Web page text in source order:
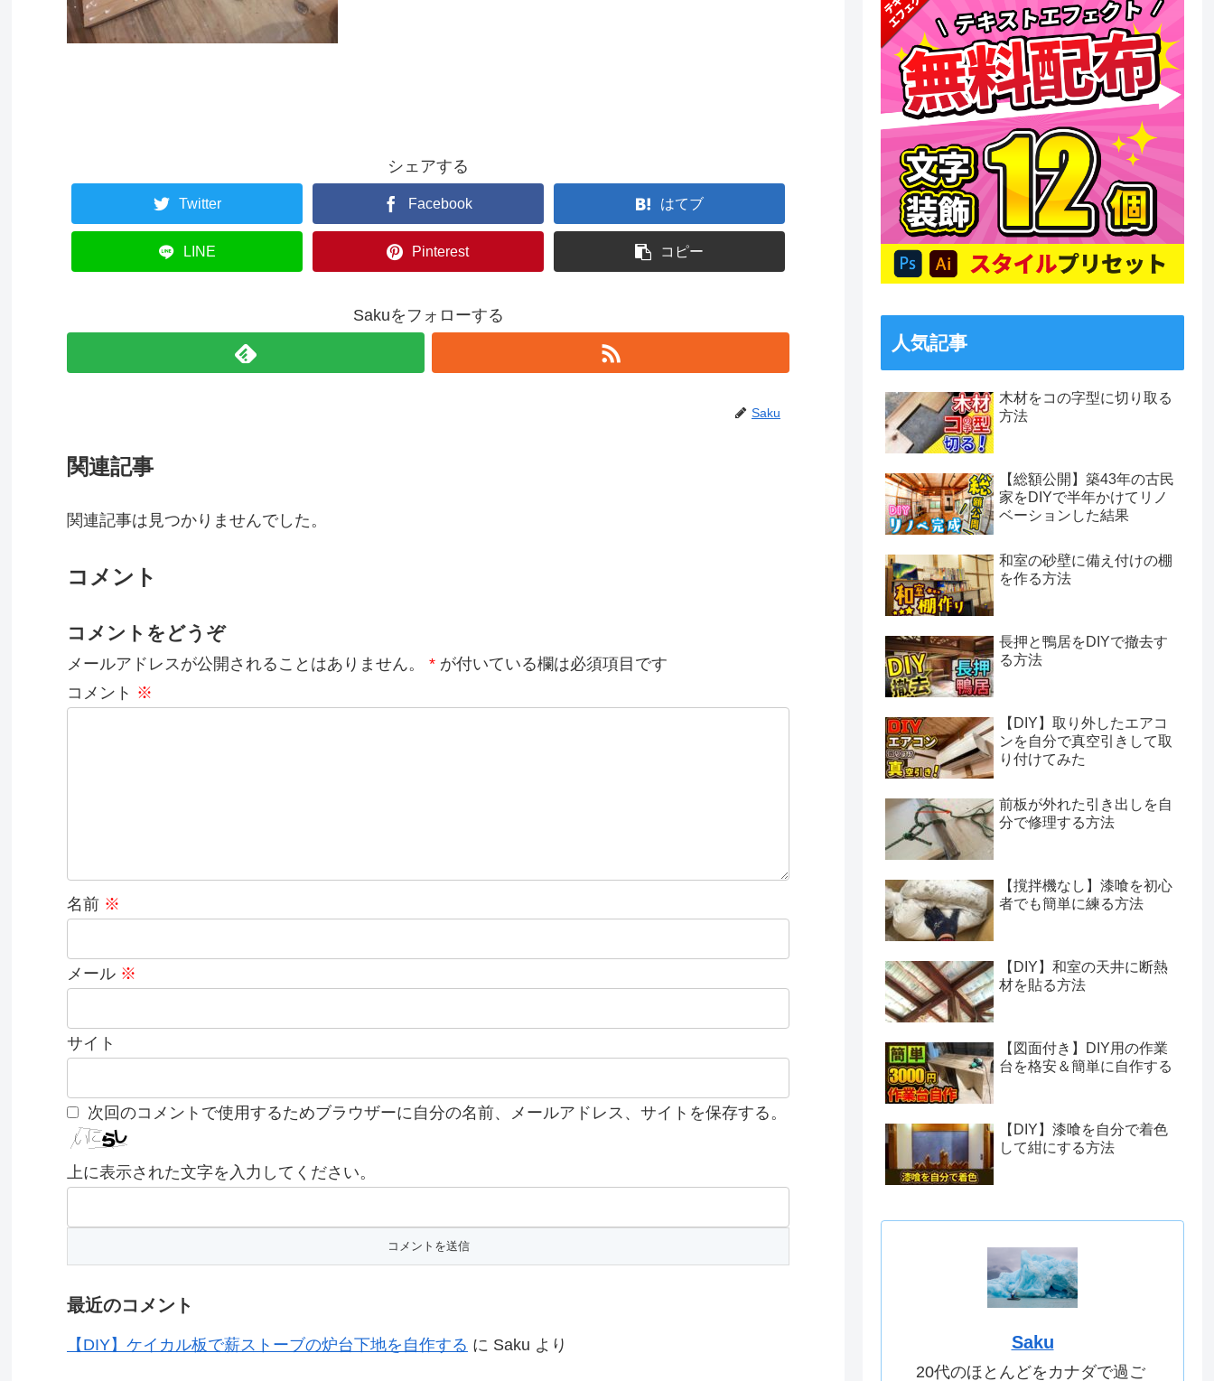
シェアする
Twitter Facebook はてブ
LINE Pinterest コピー
Sakuをフォローする
Saku
関連記事
関連記事は見つかりませんでした。
コメント
コメントをどうぞ
メールアドレスが公開されることはありません。 * が付いている欄は必須項目です
コメント ※
名前 ※
メール ※
サイト
次回のコメントで使用するためブラウザーに自分の名前、メールアドレス、サイトを保存する。
上に表示された文字を入力してください。
最近のコメント
【DIY】ケイカル板で薪ストーブの炉台下地を自作する に Saku より
人気記事
木材をコの字型に切り取る
方法
【総額公開】築43年の古民
家をDIYで半年かけてリノ
ベーションした結果
和室の砂壁に備え付けの棚
を作る方法
長押と鴨居をDIYで撤去す
る方法
【DIY】取り外したエアコ
ンを自分で真空引きして取
り付けてみた
前板が外れた引き出しを自
分で修理する方法
【撹拌機なし】漆喰を初心
者でも簡単に練る方法
【DIY】和室の天井に断熱
材を貼る方法
【図面付き】DIY用の作業
台を格安＆簡単に自作する
【DIY】漆喰を自分で着色
して紺にする方法
Saku
20代のほとんどをカナダで過ご